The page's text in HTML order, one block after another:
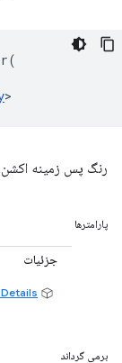
(
>
رنگ پس زمینه
پارامترها
جزئیات
برمی گرداند